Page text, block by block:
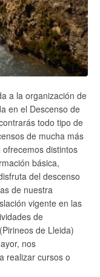
a la organización de
en el Descenso de
todo tipo de
de mucha más
distintos
básica,
del descenso
de nuestra
vigente en las
de
de Lleida)
nos
realizar cursos o